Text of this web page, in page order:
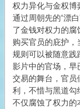
权力异化与金权博
通过周朝先的“漂
了金钱对权力的
购买官员的庇护，
规则可以被随意践
影片中的官场，早
交易的舞台，官员
利，不惜与黑道勾
不仅腐蚀了权力的